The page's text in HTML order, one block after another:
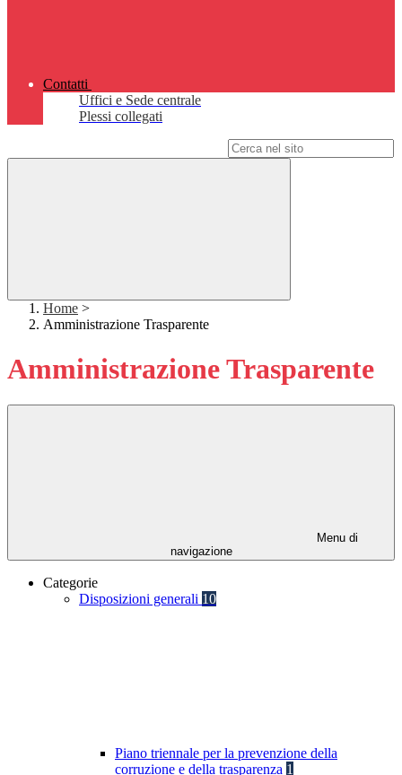
Contatti
Uffici e Sede centrale
Plessi collegati
Home >
Amministrazione Trasparente
Amministrazione Trasparente
Menu di
navigazione
Categorie
Disposizioni generali 10
Piano triennale per la prevenzione della
corruzione e della trasparenza 1